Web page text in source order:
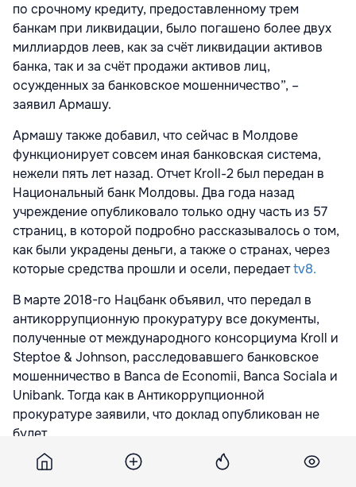
по срочному кредиту, предоставленному трем
банкам при ликвидации, было погашено более двух
миллиардов леев, как за счёт ликвидации активов
банка, так и за счёт продажи активов лиц,
осужденных за банковское мошенничество”, –
заявил Армашу.
Армашу также добавил, что сейчас в Молдове
функционирует совсем иная банковская система,
нежели пять лет назад. Отчет Kroll-2 был передан в
Национальный банк Молдовы. Два года назад
учреждение опубликовало только одну часть из 57
страниц, в которой подробно рассказывалось о том,
как были украдены деньги, а также о странах, через
которые средства прошли и осели, передаетtv8.
В марте 2018-го Нацбанк объявил, что передал в
антикоррупционную прокуратуру все документы,
полученные от международного консорциума Kroll и
Steptoe & Johnson, расследовавшего банковское
мошенничество в Banca de Economii, Banca Sociala и
Unibank. Тогда как в Антикоррупционной
прокуратуре заявили, что доклад опубликован не
будет.
Отчет KROLL, состоящий из 150 страниц, написан на